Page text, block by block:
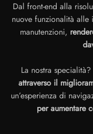
Dal front-end alla
nuove funzionalità
manutenzioni,
La nostra specialità?
attraverso il
un’esperienza di
per aumentare